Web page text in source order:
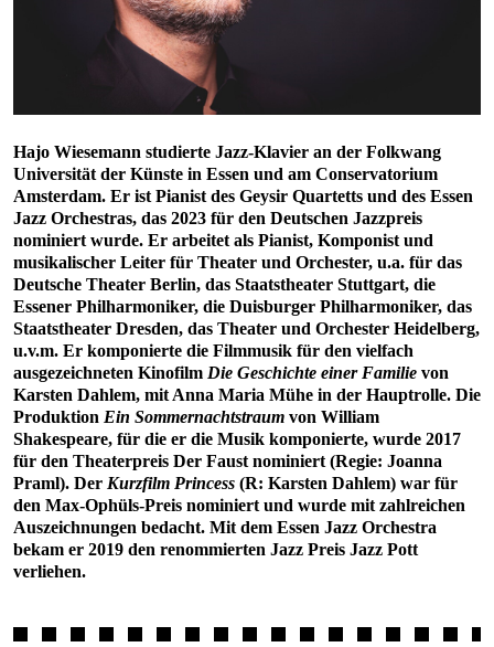
Hajo Wiesemann studierte Jazz-Klavier an der Folkwang
Universität der Künste in Essen und am Conservatorium
Amsterdam. Er ist Pianist des Geysir Quartetts und des Essen
Jazz Orchestras, das 2023 für den Deutschen Jazzpreis
nominiert wurde. Er arbeitet als Pianist, Komponist und
musikalischer Leiter für Theater und Orchester, u.a. für das
Deutsche Theater Berlin, das Staatstheater Stuttgart, die
Essener Philharmoniker, die Duisburger Philharmoniker, das
Staatstheater Dresden, das Theater und Orchester Heidelberg,
u.v.m. Er komponierte die Filmmusik für den vielfach
ausgezeichneten Kinofilm Die Geschichte einer Familie von
Karsten Dahlem, mit Anna Maria Mühe in der Hauptrolle. Die
Produktion Ein Sommernachtstraum von William
Shakespeare, für die er die Musik komponierte, wurde 2017
für den Theaterpreis Der Faust nominiert (Regie: Joanna
Praml). Der Kurzfilm Princess (R: Karsten Dahlem) war für
den Max-Ophüls-Preis nominiert und wurde mit zahlreichen
Auszeichnungen bedacht. Mit dem Essen Jazz Orchestra
bekam er 2019 den renommierten Jazz Preis Jazz Pott
verliehen.